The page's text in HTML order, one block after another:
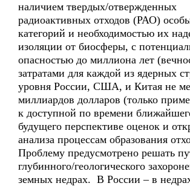
наличием твердых/отвержденных
радиоактивных отходов (РАО)
категорий и необходимостью их
изоляции от биосферы, с
опасностью до миллиона лет
затратами для каждой из ядерных
уровня России, США, и Китая не
миллиардов долларов (только
к доступной по времени
будущего перспективе оценок и
анализа процессам образования
Проблему предусмотрено решать
глубинного/геологического
земных недрах. В России – в